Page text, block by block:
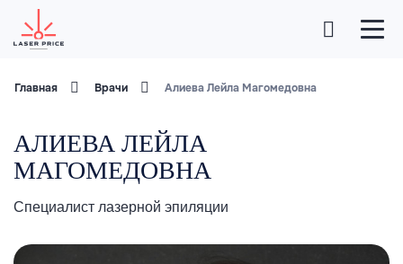
Главная Врачи Алиева Лейла Магомедовна
АЛИЕВА ЛЕЙЛА
МАГОМЕДОВНА
Специалист лазерной эпиляции